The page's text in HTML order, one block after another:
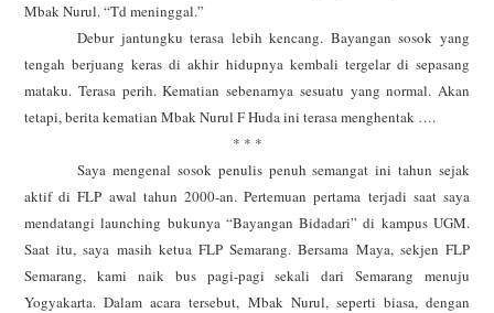
Mbak Nurul. “Td meninggal.”
Debur jantungku terasa lebih kencang. Bayangan sosok yang
tengah berjuang keras di akhir hidupnya kembali tergelar di sepasang
mataku. Terasa perih. Kematian sebenarnya sesuatu yang normal. Akan
tetapi, berita kematian Mbak Nurul F Huda ini terasa menghentak ….
* * *
Saya mengenal sosok penulis penuh semangat ini tahun sejak
aktif di FLP awal tahun 2000-an. Pertemuan pertama terjadi saat saya
mendatangi launching bukunya “Bayangan Bidadari” di kampus UGM.
Saat itu, saya masih ketua FLP Semarang. Bersama Maya, sekjen FLP
Semarang, kami naik bus pagi-pagi sekali dari Semarang menuju
Yogyakarta. Dalam acara tersebut, Mbak Nurul, seperti biasa, dengan